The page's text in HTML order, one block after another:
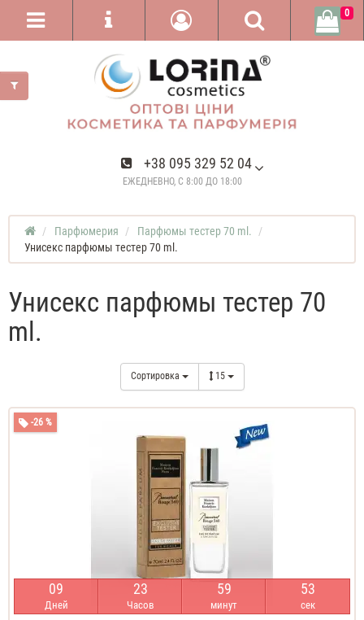
+38 095 329 52 04
ЕЖЕДНЕВНО, С 8:00 ДО 18:00
0
Парфюмерия
Парфюмы тестер 70 ml.
Унисекс парфюмы тестер 70 ml.
Унисекс парфюмы тестер 70
ml.
Сортировка 15
-26 %
09
Дней
23
Часов
59
минут
52
сек